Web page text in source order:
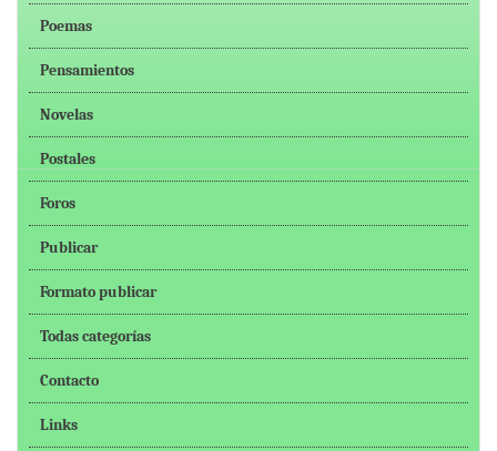
Poemas
Pensamientos
Novelas
Postales
Foros
Publicar
Formato publicar
Todas categorías
Contacto
Links